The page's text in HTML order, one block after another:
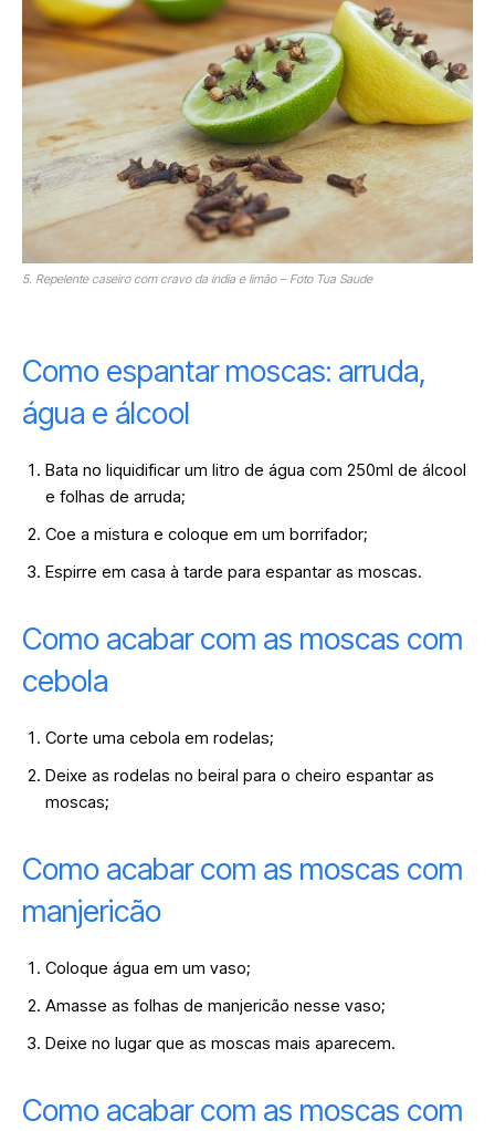
5. Repelente caseiro com cravo da índia e limão – Foto Tua Saude
Como espantar moscas: arruda,
água e álcool
Bata no liquidificar um litro de água com 250ml de álcool
e folhas de arruda;
Coe a mistura e coloque em um borrifador;
Espirre em casa à tarde para espantar as moscas.
Como acabar com as moscas com
cebola
Corte uma cebola em rodelas;
Deixe as rodelas no beiral para o cheiro espantar as
moscas;
Como acabar com as moscas com
manjericão
Coloque água em um vaso;
Amasse as folhas de manjericão nesse vaso;
Deixe no lugar que as moscas mais aparecem.
Como acabar com as moscas com